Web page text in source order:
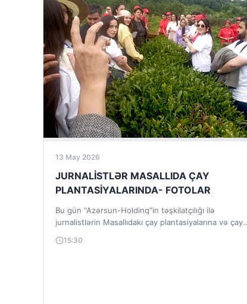
13 May 2026
JURNALİSTLƏR MASALLIDA ÇAY
PLANTASİYALARINDA- FOTOLAR
Bu gün “Azərsun-Holdinq”in təşkilatçılığı ilə
jurnalistlərin Masallıdakı çay plantasiyalarına və çay
“Təzadlar”ın əməkdaşı Elçin Məmmədli...
15:30